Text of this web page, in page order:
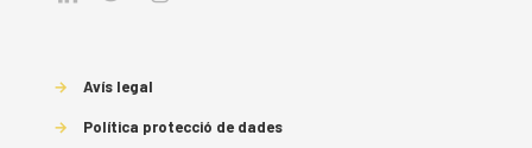
→ Avís legal
→ Política protecció de dades